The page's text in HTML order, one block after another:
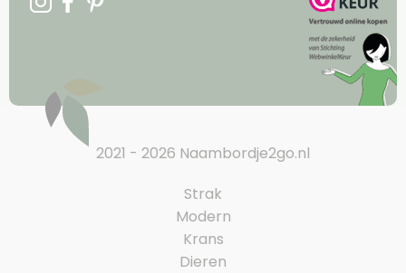
2021 - 2026 Naambordje2go.nl
Strak
Modern
Krans
Dieren